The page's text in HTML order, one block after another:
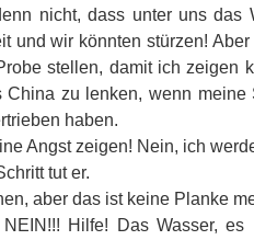
nicht, dass unter uns das
und wir könnten stürzen!
stellen, damit ich zeigen
China zu lenken, wenn
haben.
Angst zeigen! Nein, ich
tut er.
aber das ist keine Planke
Hilfe! Das Wasser, es